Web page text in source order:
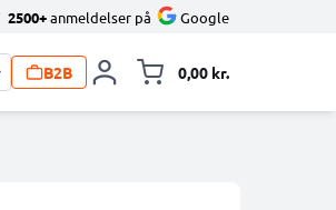
2500+anmeldelser på Google
B2B 0,00 kr.